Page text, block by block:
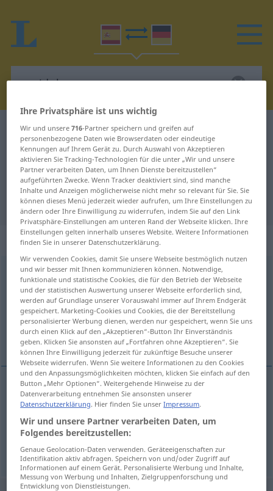
Spanisch-Deutsch Wörterbuch agridulce
Spanisch-Deutsch Übersetzung für
"agridulce"
"agridulce" Deutsch Übersetzung
„agridulce“: adjetivo
agridulce [aɣriˈðulθe] adj
Übersicht aller Übersetzungen
(Für mehr Details die Übersetzung anklicken/antippen)
süßsauer, bittersüß
süßsauer agridulcetb FIG
bittersüß agridulce FIG
Ihre Privatsphäre ist uns wichtig
Wir und unsere716-Partner speichern und greifen auf
personenbezogene Daten wie Browserdaten oder eindeutige
Kennungen auf Ihrem Gerät zu. Durch Auswahl von Akzeptieren
aktivieren Sie Tracking-Technologien für die unter „Wir und unsere
Partner verarbeiten Daten, um Ihnen Dienste bereitzustellen“
aufgeführten Zwecke. Wenn Tracker deaktiviert sind, sind manche
Inhalte und Anzeigen möglicherweise nicht mehr so relevant für Sie. Sie
können dieses Menü jederzeit wieder aufrufen, um Ihre Einstellungen zu
ändern oder Ihre Einwilligung zu widerrufen, indem Sie auf den Link
Privatsphäre-Einstellungen am unteren Rand der Webseite klicken. Ihre
Einstellungen gelten innerhalb unseres Website. Weitere Informationen
finden Sie in unserer Datenschutzerklärung.
Wir verwenden Cookies, damit Sie unsere Webseite bestmöglich nutzen
und wir besser mit Ihnen kommunizieren können. Notwendige,
funktionale und statistische Cookies, die für den Betrieb der Webseite
und der statistischen Auswertung unserer Webseite erforderlich sind,
werden auf Grundlage unserer Vorauswahl immer auf Ihrem Endgerät
gespeichert. Marketing-Cookies und Cookies, die der Bereitstellung
personalisierter Werbung dienen, werden nur gespeichert, wenn Sie uns
durch einen Klick auf den „Akzeptieren“-Button Ihr Einverständnis
geben. Klicken Sie ansonsten auf „Fortfahren ohne Akzeptieren“. Sie
können Ihre Einwilligung jederzeit für zukünftige Besuche unserer
Webseite widerrufen. Wenn Sie weitere Informationen zu den Cookies
und den Anpassungsmöglichkeiten möchten, klicken Sie einfach auf den
Button „Mehr Optionen“. Weitergehende Hinweise zu der
Datenverarbeitung entnehmen Sie ansonsten unserer
Datenschutzerklärung. Hier finden Sie unserImpressum.
Wir und unsere Partner verarbeiten Daten, um
Folgendes bereitzustellen:
Genaue Geolocation-Daten verwenden. Geräteeigenschaften zur
Identifikation aktiv abfragen. Speichern von und/oder Zugriff auf
Informationen auf einem Gerät. Personalisierte Werbung und Inhalte,
Messung von Werbung und Inhalten, Zielgruppenforschung und
Entwicklung von Dienstleistungen.